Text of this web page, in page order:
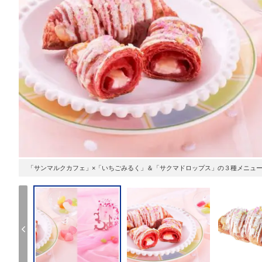
「サンマルクカフェ」×「いちごみるく」＆「サクマドロップス」の３種メニュ